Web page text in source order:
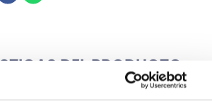
DEL PRODUCTO